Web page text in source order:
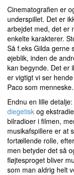
Cinematografien er
underspillet. Det er
arbejdet med, det er
enkelte karakterer.
Så f.eks Gilda gerne
øjeblik, inden de
kan begynde. Det er
er vigtigt vi ser
Paco som
Endnu en lille
diegetisk og
bilradioer i filmen,
musikafspillere er at
fortællende rolle,
men betyder det så
fløjtesproget bliver
som man aldrig helt